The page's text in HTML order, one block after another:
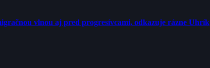
vlnou aj pred progresívcami, odkazuje rázne Uhrík